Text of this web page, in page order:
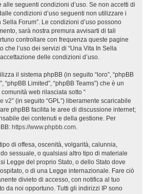
seguenti condizioni d’uso. Se non accetti di
condizioni d’uso seguenti non utilizzare i
Sella Forum”. Le condizioni d’uso possono
sarà nostra premura avvisarti di tali
controllare con frequenza queste pagine
che l’uso dei servizi di “Una Vita In Sella
delle condizioni d’uso.
il sistema phpBB (in seguito “loro”, “phpBB
“phpBB Limited”, “phpBB Teams”) che è un
web rilasciata sotto “
v2” (in seguito “GPL”) liberamente scaricabile
phpBB facilita le aree di discussione internet;
dei contenuti e della gestione. Per
https://www.phpbb.com.
di offesa, oscenità, volgarità, calunnia,
sessuale, o qualsiasi altro tipo di materiale
Legge del proprio Stato, o dello Stato dove
o di una Legge internazionale. Fare ciò
divieto di accesso, con notifica al tuo
da noi opportuno. Tutti gli indirizzi IP sono